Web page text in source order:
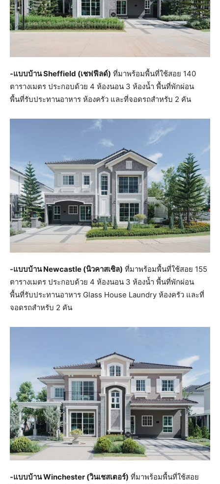
-แบบบ้าน Sheffield (เชฟฟีลด์) ที่มาพร้อมพื้นที่ใช้สอย 140
ตารางเมตร ประกอบด้วย 4 ห้องนอน 3 ห้องน้ำ พื้นที่พักผ่อน
พื้นที่รับประทานอาหาร ห้องครัว และที่จอดรถสำหรับ 2 คัน
-แบบบ้าน Newcastle (นิวคาสเซิล) ที่มาพร้อมพื้นที่ใช้สอย 155
ตารางเมตร ประกอบด้วย 4 ห้องนอน 3 ห้องน้ำ พื้นที่พักผ่อน
พื้นที่รับประทานอาหาร Glass House Laundry ห้องครัว และที่
จอดรถสำหรับ 2 คัน
-แบบบ้าน Winchester (วินเชสเตอร์) ที่มาพร้อมพื้นที่ใช้สอย